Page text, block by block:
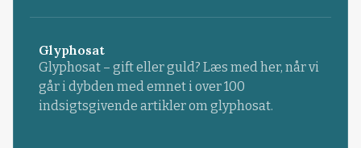
Glyphosat
Glyphosat – gift eller guld? Læs med her, når vi
går i dybden med emnet i over 100
indsigtsgivende artikler om glyphosat.